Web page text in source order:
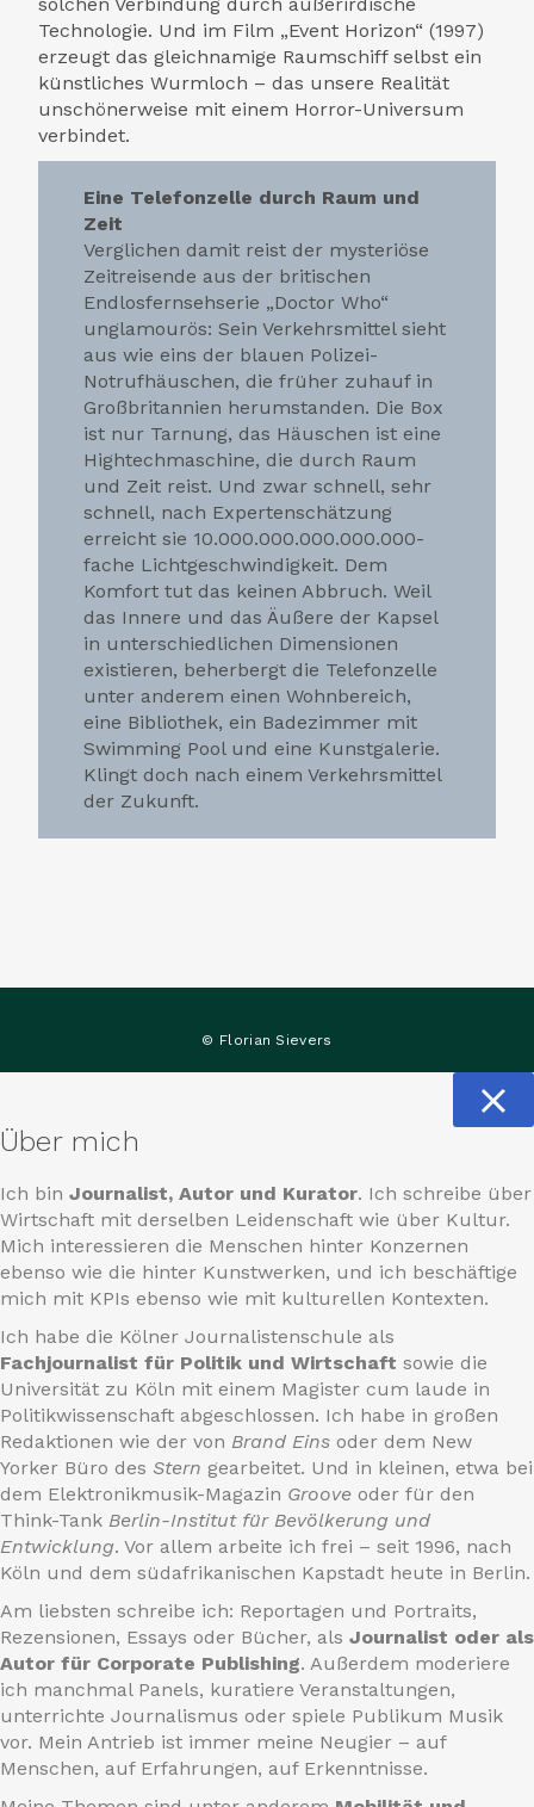
Technologie. Und im Film „Event Horizon“ (1997)
erzeugt das gleichnamige Raumschiff selbst ein
künstliches Wurmloch – das unsere Realität
unschönerweise mit einem Horror-Universum
verbindet.
Eine Telefonzelle durch Raum und
Zeit
Verglichen damit reist der mysteriöse
Zeitreisende aus der britischen
Endlosfernsehserie „Doctor Who“
unglamourös: Sein Verkehrsmittel sieht
aus wie eins der blauen Polizei-
Notrufhäuschen, die früher zuhauf in
Großbritannien herumstanden. Die Box
ist nur Tarnung, das Häuschen ist eine
Hightechmaschine, die durch Raum
und Zeit reist. Und zwar schnell, sehr
schnell, nach Expertenschätzung
erreicht sie 10.000.000.000.000.000-
fache Lichtgeschwindigkeit. Dem
Komfort tut das keinen Abbruch. Weil
das Innere und das Äußere der Kapsel
in unterschiedlichen Dimensionen
existieren, beherbergt die Telefonzelle
unter anderem einen Wohnbereich,
eine Bibliothek, ein Badezimmer mit
Swimming Pool und eine Kunstgalerie.
Klingt doch nach einem Verkehrsmittel
der Zukunft.
© Florian Sievers
Über mich
Ich bin Journalist, Autor und Kurator. Ich schreibe über
Wirtschaft mit derselben Leidenschaft wie über Kultur.
Mich interessieren die Menschen hinter Konzernen
ebenso wie die hinter Kunstwerken, und ich beschäftige
mich mit KPIs ebenso wie mit kulturellen Kontexten.
Ich habe die Kölner Journalistenschule als
Fachjournalist für Politik und Wirtschaft sowie die
Universität zu Köln mit einem Magister cum laude in
Politikwissenschaft abgeschlossen. Ich habe in großen
Redaktionen wie der von Brand Eins oder dem New
Yorker Büro des Stern gearbeitet. Und in kleinen, etwa bei
dem Elektronikmusik-Magazin Groove oder für den
Think-Tank Berlin-Institut für Bevölkerung und
Entwicklung. Vor allem arbeite ich frei – seit 1996, nach
Köln und dem südafrikanischen Kapstadt heute in Berlin.
Am liebsten schreibe ich: Reportagen und Portraits,
Rezensionen, Essays oder Bücher, als Journalist oder als
Autor für Corporate Publishing. Außerdem moderiere
ich manchmal Panels, kuratiere Veranstaltungen,
unterrichte Journalismus oder spiele Publikum Musik
vor. Mein Antrieb ist immer meine Neugier – auf
Menschen, auf Erfahrungen, auf Erkenntnisse.